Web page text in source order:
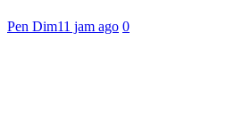
Pen Dim11 jam ago 0